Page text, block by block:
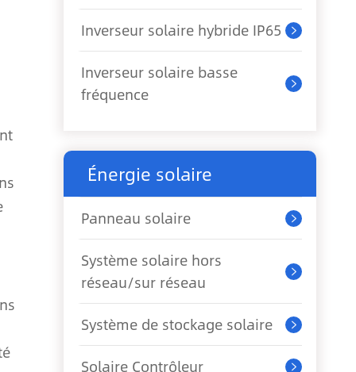
Inverseur solaire hybride IP65 
Inverseur solaire basse
fréquence

Énergie solaire
Panneau solaire 
Système solaire hors
réseau/sur réseau

Système de stockage solaire 
Solaire Contrôleur 